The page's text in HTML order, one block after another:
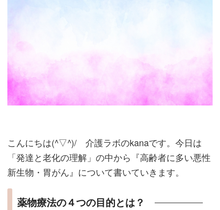
こんにちは(^▽^)/ 介護ラボのkanaです。今日は
「発達と老化の理解」の中から『高齢者に多い悪性
新生物・胃がん』について書いていきます。
薬物療法の４つの目的とは？